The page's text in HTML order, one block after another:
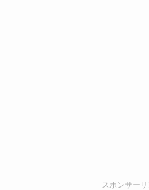
スポンサーリ